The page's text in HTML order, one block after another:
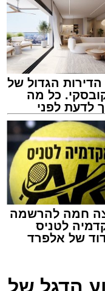
הדירות הגדול של
כל מה
לדעת לפני
הצעה לדירה
חמה להרשמה
לטניס
של אלפרד